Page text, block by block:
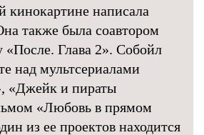
кинокартине написала
также была соавтором
Глава 2». Собойл
над мультсериалами
«Джейк и пираты
«Любовь в прямом
из ее проектов находится